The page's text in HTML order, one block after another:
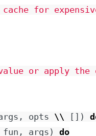
for
or apply
, opts \\ [ ] )
fun , args )
do